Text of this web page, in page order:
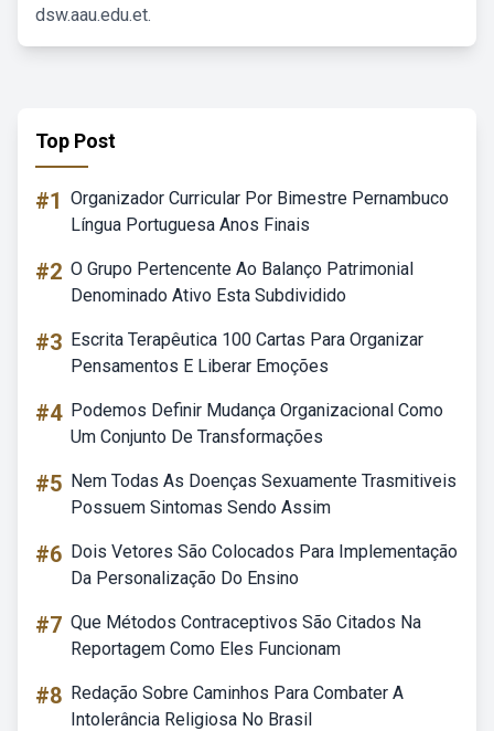
dsw.aau.edu.et.
Top Post
#1 Organizador Curricular Por Bimestre Pernambuco
Língua Portuguesa Anos Finais
#2 O Grupo Pertencente Ao Balanço Patrimonial
Denominado Ativo Esta Subdividido
#3 Escrita Terapêutica 100 Cartas Para Organizar
Pensamentos E Liberar Emoções
#4 Podemos Definir Mudança Organizacional Como
Um Conjunto De Transformações
#5 Nem Todas As Doenças Sexuamente Trasmitiveis
Possuem Sintomas Sendo Assim
#6 Dois Vetores São Colocados Para Implementação
Da Personalização Do Ensino
#7 Que Métodos Contraceptivos São Citados Na
Reportagem Como Eles Funcionam
#8 Redação Sobre Caminhos Para Combater A
Intolerância Religiosa No Brasil